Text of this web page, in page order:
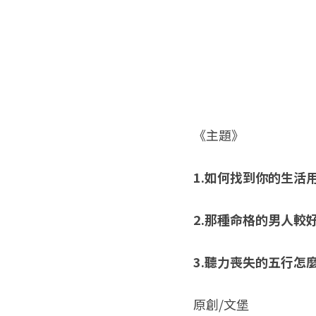
《主題》
1.如何找到你的生活
2.那種命格的男人較
3.聽力喪失的五行怎
原創/文堡